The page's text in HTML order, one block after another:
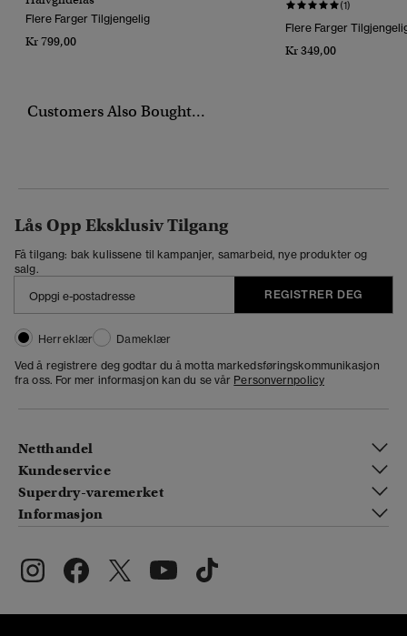
Flere Farger Tilgjengelig
Kr 799,00
(1)
Flere Farger
Kr 349,00
Customers Also Bought...
Lås Opp Eksklusiv Tilgang
Få tilgang: bak kulissene til kampanjer, samarbeid, nye produkter og
salg.
REGISTRER DEG
Herreklær
Dameklær
Ved å registrere deg godtar du å motta markedsføringskommunikasjon
fra oss. For mer informasjon kan du se vår Personvernpolicy
Netthandel
Kundeservice
Superdry-varemerket
Informasjon